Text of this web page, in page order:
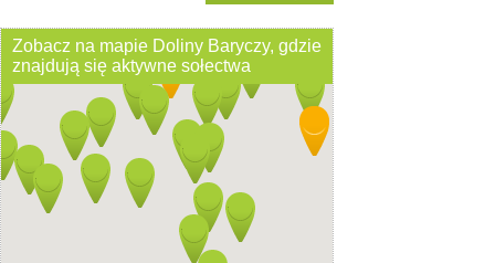
Zobacz na mapie Doliny Baryczy, gdzie
znajdują się aktywne sołectwa